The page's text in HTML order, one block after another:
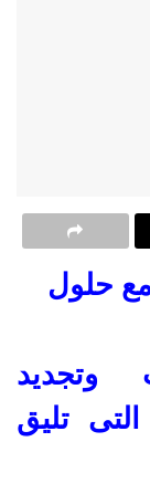
حلول
وتجديد
التى تليق